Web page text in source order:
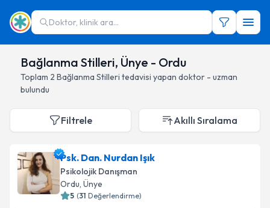
Doktor, klinik ara...
Bağlanma Stilleri, Ünye - Ordu
Toplam 2 Bağlanma Stilleri tedavisi yapan doktor - uzman
bulundu
Filtrele Akıllı Sıralama
Psk. Dan. Nurdan Işık
Psikolojik Danışman
Ordu, Ünye
5 (31 Değerlendirme)